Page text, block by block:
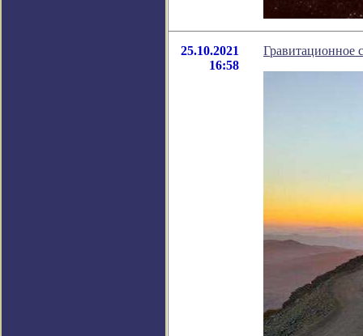
25.10.2021
16:58
Гравитационное